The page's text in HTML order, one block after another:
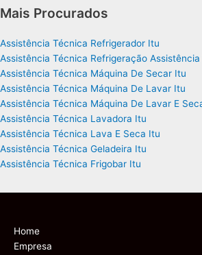
Mais Procurados
Assistência Técnica Refrigerador Itu
Assistência Técnica Refrigeração Assistência
Assistência Técnica Máquina De Secar Itu
Assistência Técnica Máquina De Lavar Itu
Assistência Técnica Máquina De Lavar E
Assistência Técnica Lavadora Itu
Assistência Técnica Lava E Seca Itu
Assistência Técnica Geladeira Itu
Assistência Técnica Frigobar Itu
Home
Empresa